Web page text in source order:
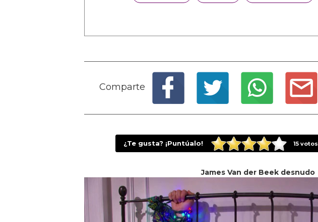
Comparte
¿Te gusta? ¡Puntúalo! 15 votos
James Van der Beek desnudo